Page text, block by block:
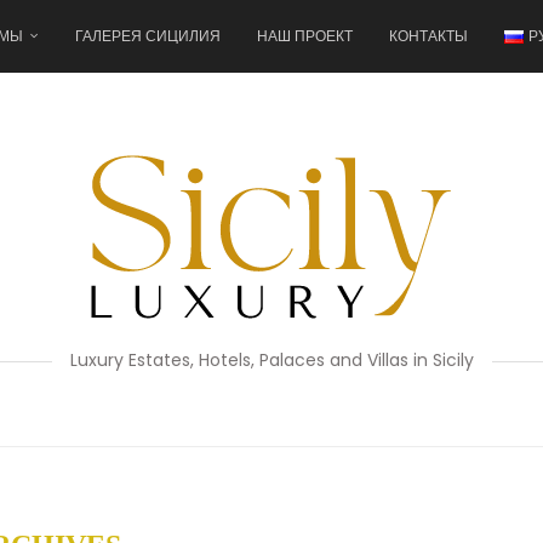
ГАЛЕРЕЯ СИЦИЛИЯ НАШ ПРОЕКТ КОНТАКТЫ
Luxury Estates, Hotels, Palaces and Villas in Sicily